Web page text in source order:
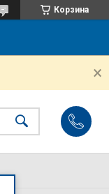
Корзина